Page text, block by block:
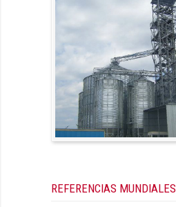
REFERENCIAS MUNDIALES